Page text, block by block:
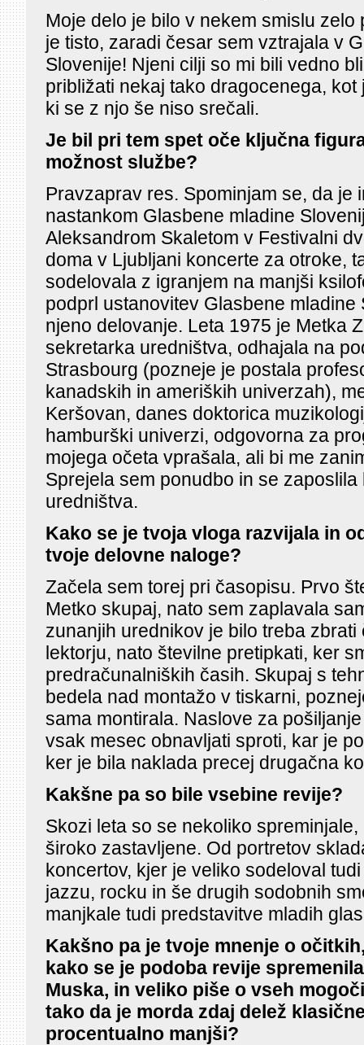
Moje delo je bilo v nekem smislu zelo
je tisto, zaradi česar sem vztrajala v
Slovenije! Njeni cilji so mi bili vedno
približati nekaj tako dragocenega, kot
ki se z njo še niso srečali.
Je bil pri tem spet oče ključna
možnost službe?
Pravzaprav res. Spominjam se, da je
nastankom Glasbene mladine
Aleksandrom Skaletom v Festivalni
doma v Ljubljani koncerte za otroke,
sodelovala z igranjem na manjši
podprl ustanovitev Glasbene mladine
njeno delovanje. Leta 1975 je Metka
sekretarka uredništva, odhajala na
Strasbourg (pozneje je postala
kanadskih in ameriških univerzah),
Keršovan, danes doktorica
hamburški univerzi, odgovorna za
mojega očeta vprašala, ali bi me
Sprejela sem ponudbo in se
uredništva.
Kako se je tvoja vloga razvijala in
tvoje delovne naloge?
Začela sem torej pri časopisu. Prvo
Metko skupaj, nato sem zaplavala
zunanjih urednikov je bilo treba zbrati
lektorju, nato številne pretipkati, ker
predračunalniških časih. Skupaj s
bedela nad montažo v tiskarni,
sama montirala. Naslove za
vsak mesec obnavljati sproti, kar je
ker je bila naklada precej drugačna
Kakšne pa so bile vsebine revije?
Skozi leta so se nekoliko
široko zastavljene. Od portretov
koncertov, kjer je veliko sodeloval
jazzu, rocku in še drugih sodobnih
manjkale tudi predstavitve mladih
Kakšno pa je tvoje mnenje o
kako se je podoba revije
Muska, in veliko piše o vseh
tako da je morda zdaj delež
procentualno manjši?